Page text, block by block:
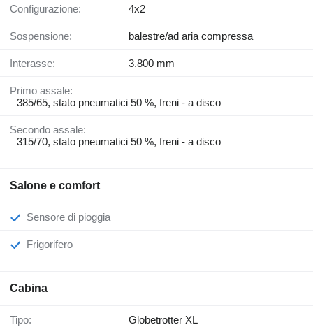
Configurazione: 4x2
Sospensione: balestre/ad aria compressa
Interasse: 3.800 mm
Primo assale:
385/65, stato pneumatici 50 %, freni - a disco
Secondo assale:
315/70, stato pneumatici 50 %, freni - a disco
Salone e comfort
Sensore di pioggia
Frigorifero
Cabina
Tipo: Globetrotter XL